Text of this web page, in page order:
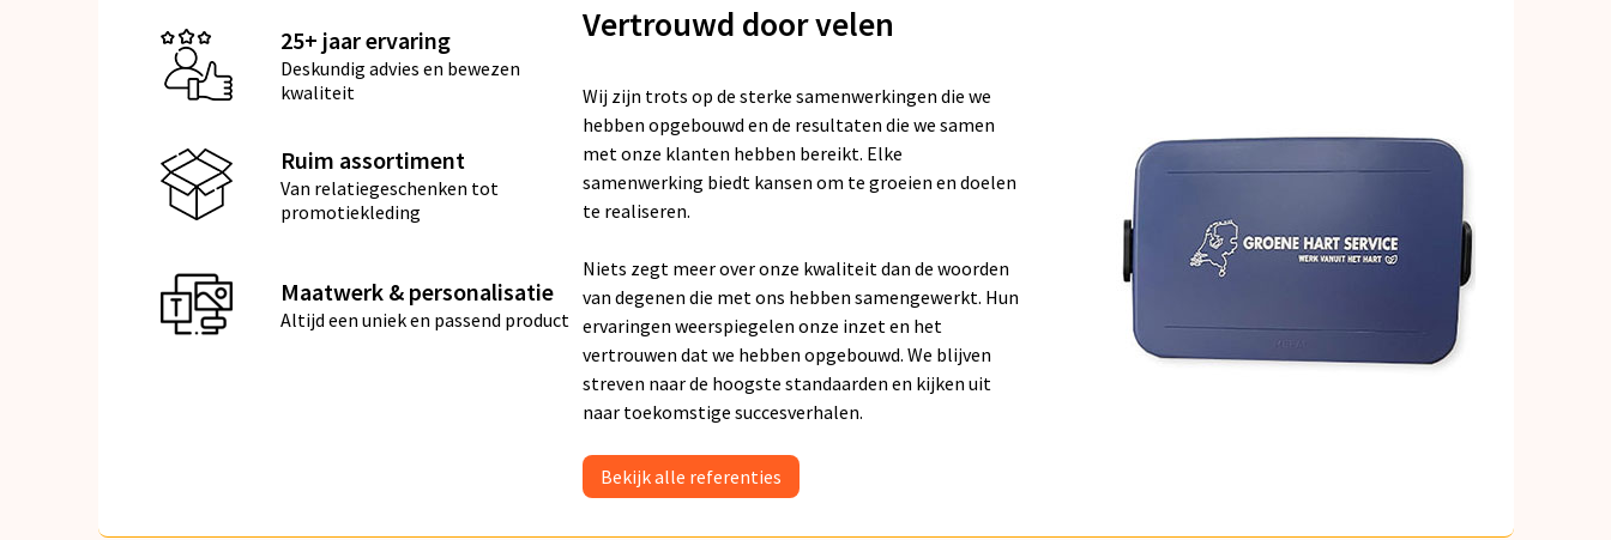
25+ jaar ervaring
Deskundig advies en bewezen
kwaliteit
Ruim assortiment
Van relatiegeschenken tot
promotiekleding
Maatwerk & personalisatie
Altijd een uniek en passend product
Vertrouwd door velen
Wij zijn trots op de sterke samenwerkingen die we
hebben opgebouwd en de resultaten die we samen
met onze klanten hebben bereikt. Elke
samenwerking biedt kansen om te groeien en doelen
te realiseren.
Niets zegt meer over onze kwaliteit dan de woorden
van degenen die met ons hebben samengewerkt. Hun
ervaringen weerspiegelen onze inzet en het
vertrouwen dat we hebben opgebouwd. We blijven
streven naar de hoogste standaarden en kijken uit
naar toekomstige succesverhalen.
Bekijk alle referenties